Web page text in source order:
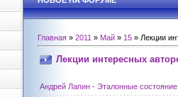
Главная » 2011 » Май » 15 » Лекции
Лекции интересных
Андрей Лапин - Эталонные состояние